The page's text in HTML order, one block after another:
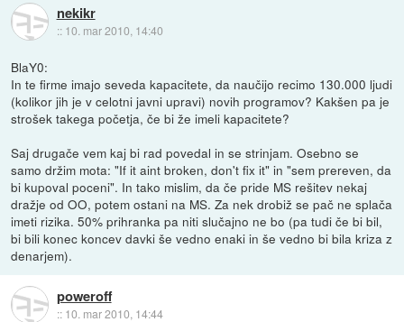
nekikr
:: 10. mar 2010, 14:40
BlaY0:
In te firme imajo seveda kapacitete, da naučijo recimo 130.000 ljudi
(kolikor jih je v celotni javni upravi) novih programov? Kakšen pa je
strošek takega početja, če bi že imeli kapacitete?
Saj drugače vem kaj bi rad povedal in se strinjam. Osebno se
samo držim mota: "If it aint broken, don't fix it" in "sem prereven, da
bi kupoval poceni". In tako mislim, da če pride MS rešitev nekaj
dražje od OO, potem ostani na MS. Za nek drobiž se pač ne splača
imeti rizika. 50% prihranka pa niti slučajno ne bo (pa tudi če bi bil,
bi bili konec koncev davki še vedno enaki in še vedno bi bila kriza z
denarjem).
poweroff
:: 10. mar 2010, 14:44